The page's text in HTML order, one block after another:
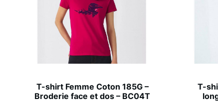
T-shirt Femme Coton 185G –
Broderie face et dos – BC04T
T-